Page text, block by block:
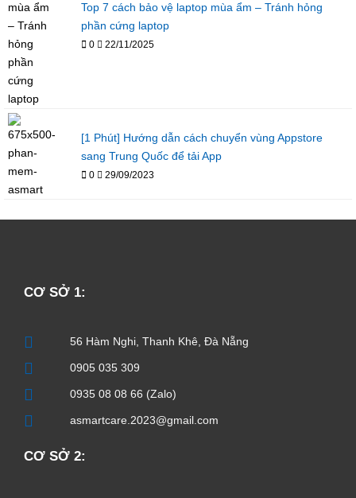
Top 7 cách bảo vệ laptop mùa ẩm – Tránh hỏng
phần cứng laptop
0 22/11/2025
[1 Phút] Hướng dẫn cách chuyển vùng Appstore
sang Trung Quốc để tải App
0 29/09/2023
CƠ SỞ 1:
56 Hàm Nghi, Thanh Khê, Đà Nẵng
0905 035 309
0935 08 08 66 (Zalo)
asmartcare.2023@gmail.com
CƠ SỞ 2: